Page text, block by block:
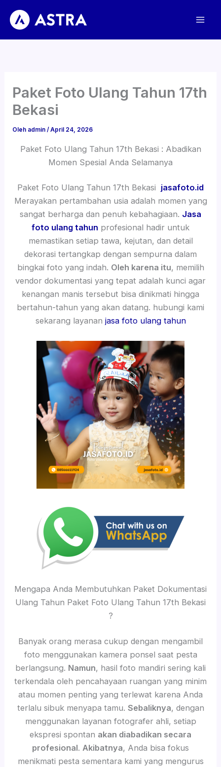
konten
Paket Foto Ulang Tahun 17th
Bekasi
Oleh admin/April 24, 2026
Paket Foto Ulang Tahun 17th Bekasi : Abadikan
Momen Spesial Anda Selamanya
Paket Foto Ulang Tahun 17th Bekasi jasafoto.id
Merayakan pertambahan usia adalah momen yang
sangat berharga dan penuh kebahagiaan. Jasa
foto ulang tahun profesional hadir untuk
memastikan setiap tawa, kejutan, dan detail
dekorasi tertangkap dengan sempurna dalam
bingkai foto yang indah. Oleh karena itu, memilih
vendor dokumentasi yang tepat adalah kunci agar
kenangan manis tersebut bisa dinikmati hingga
bertahun-tahun yang akan datang. hubungi kami
sekarang layanan jasa foto ulang tahun
Mengapa Anda Membutuhkan Paket Dokumentasi
Ulang Tahun Paket Foto Ulang Tahun 17th Bekasi
?
Banyak orang merasa cukup dengan mengambil
foto menggunakan kamera ponsel saat pesta
berlangsung. Namun, hasil foto mandiri sering kali
terkendala oleh pencahayaan ruangan yang minim
atau momen penting yang terlewat karena Anda
terlalu sibuk menyapa tamu. Sebaliknya, dengan
menggunakan layanan fotografer ahli, setiap
ekspresi spontan akan diabadikan secara
profesional. Akibatnya, Anda bisa fokus
menikmati pesta sementara kami yang mengurus